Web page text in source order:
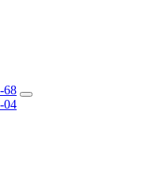
68
04